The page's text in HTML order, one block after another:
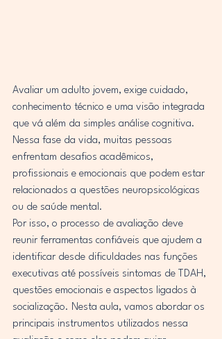
Avaliar um adulto jovem, exige cuidado,
conhecimento técnico e uma visão integrada
que vá além da simples análise cognitiva.
Nessa fase da vida, muitas pessoas
enfrentam desafios acadêmicos,
profissionais e emocionais que podem estar
relacionados a questões neuropsicológicas
ou de saúde mental.
Por isso, o processo de avaliação deve
reunir ferramentas confiáveis que ajudem a
identificar desde dificuldades nas funções
executivas até possíveis sintomas de TDAH,
questões emocionais e aspectos ligados à
socialização. Nesta aula, vamos abordar os
principais instrumentos utilizados nessa